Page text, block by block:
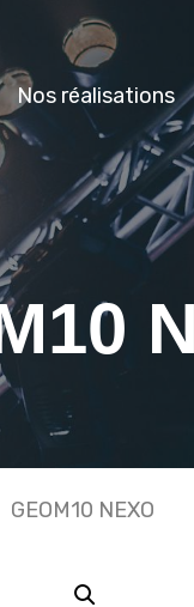
Nos réalisations
GEOM10 NEXO